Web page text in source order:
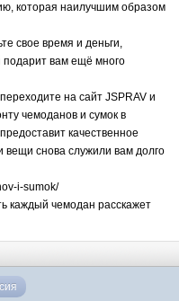
которая наилучшим образом
свое время и деньги,
подарит вам ещё много
на сайт JSPRAV и
чемоданов и сумок в
качественное
вещи снова служили вам долго
i-sumok/
каждый чемодан расскажет